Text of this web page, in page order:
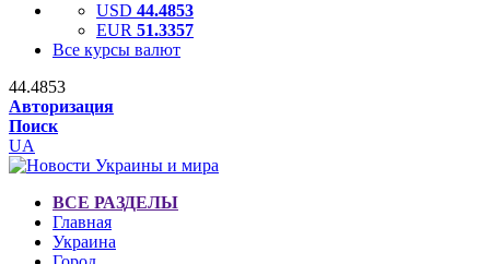
USD 44.4853
EUR 51.3357
Все курсы валют
44.4853
Авторизация
Поиск
UA
ВСЕ РАЗДЕЛЫ
Главная
Украина